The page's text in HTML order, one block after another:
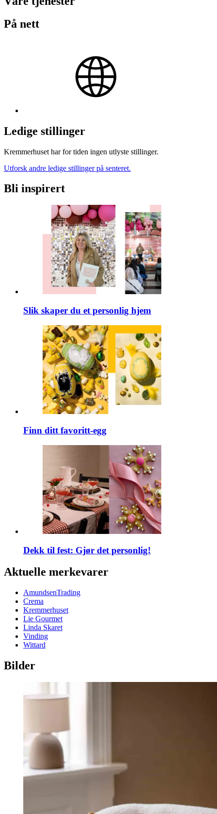
På nett
Ledige stillinger
Kremmerhuset har for tiden ingen utlyste stillinger.
Utforsk andre ledige stillinger på senteret.
Bli inspirert
Slik skaper du et personlig hjem
Finn ditt favoritt-egg
Dekk til fest: Gjør det personlig!
Aktuelle merkevarer
AmundsenTrading
Crema
Kremmerhuset
Lie Gourmet
Linda Skaret
Vinding
Wittard
Bilder